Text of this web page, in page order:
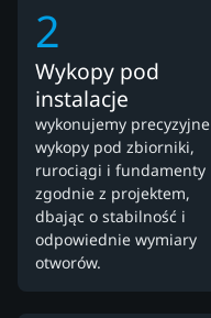
2
Wykopy pod
instalacje
wykonujemy precyzyjne
wykopy pod zbiorniki,
rurociągi i fundamenty
zgodnie z projektem,
dbając o stabilność i
odpowiednie wymiary
otworów.